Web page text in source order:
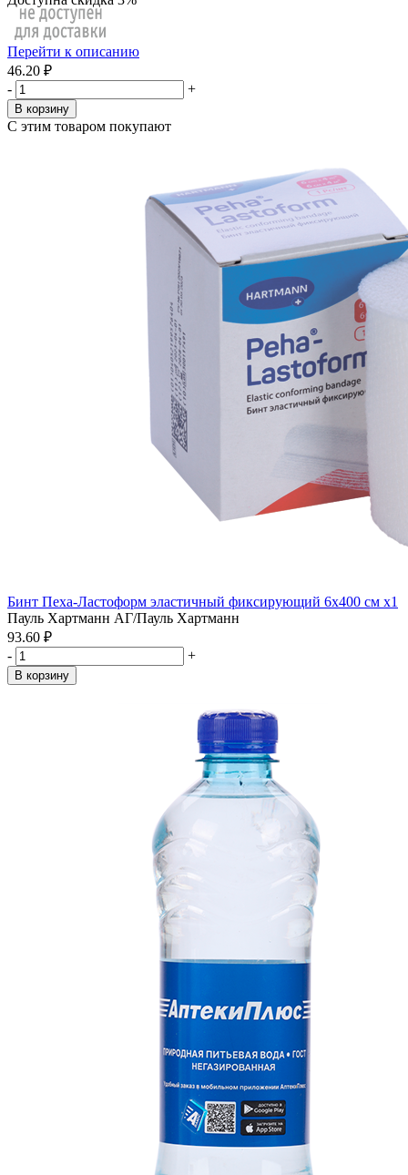
Перейти к описанию
46.20 ₽
-
+
В корзину
С этим товаром покупают
Бинт Пеха-Ластоформ эластичный фиксирующий 6х400 см x1
Пауль Хартманн АГ/Пауль Хартманн
93.60 ₽
-
+
В корзину